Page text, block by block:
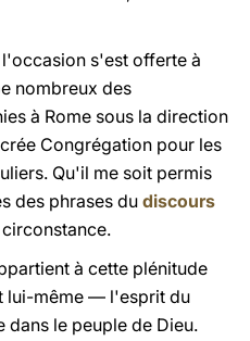
s'est offerte à
nombreux des
à Rome sous la direction
Congrégation pour les
Qu'il me soit permis
des phrases du discours
à cette plénitude
lui-même — l'esprit du
le peuple de Dieu.